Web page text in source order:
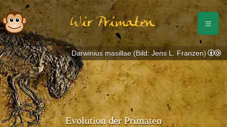
Wir Primaten
Evolution der Primaten
Darwinius masillae (Bild: Jens L. Franzen)